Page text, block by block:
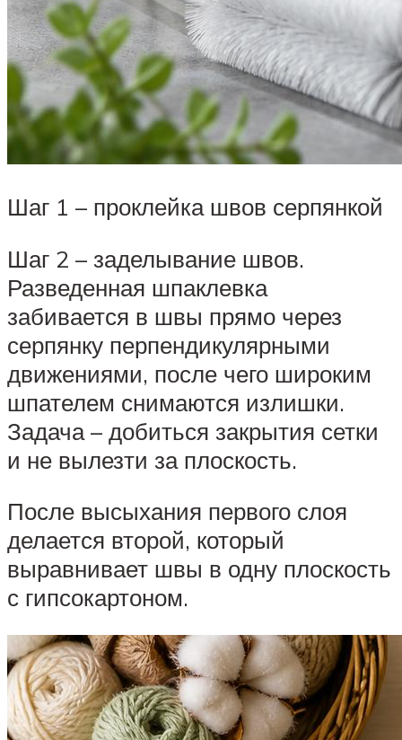
Шаг 1 – проклейка швов серпянкой
Шаг 2 – заделывание швов.
Разведенная шпаклевка
забивается в швы прямо через
серпянку перпендикулярными
движениями, после чего широким
шпателем снимаются излишки.
Задача – добиться закрытия сетки
и не вылезти за плоскость.
После высыхания первого слоя
делается второй, который
выравнивает швы в одну плоскость
с гипсокартоном.